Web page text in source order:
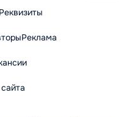
Реквизиты
Реклама